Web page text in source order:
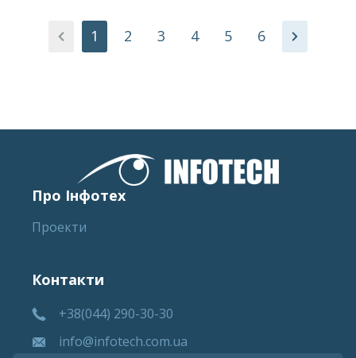
1 2 3 4 5 6
Про Інфотех
Проекти
Контакти
+38(044) 290-30-30
info@infotech.com.ua